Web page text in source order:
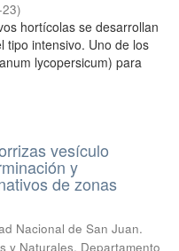
)
hortícolas se desarrollan
tipo intensivo. Uno de los
lycopersicum) para
vesículo
y
de zonas
Nacional de San Juan.
y Naturales. Departamento